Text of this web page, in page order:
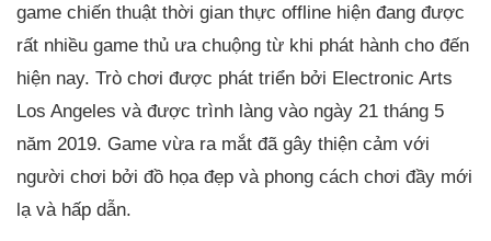
game chiến thuật thời gian thực offline hiện đang được
rất nhiều game thủ ưa chuộng từ khi phát hành cho đến
hiện nay. Trò chơi được phát triển bởi Electronic Arts
Los Angeles và được trình làng vào ngày 21 tháng 5
năm 2019. Game vừa ra mắt đã gây thiện cảm với
người chơi bởi đồ họa đẹp và phong cách chơi đầy mới
lạ và hấp dẫn.